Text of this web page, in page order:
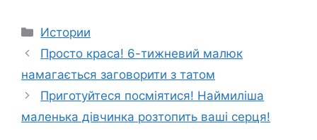
Categories
Истории
Просто краса! 6-тижневий малюк
намагається заговорити з татом
Приготуйтеся посміятися! Наймиліша
маленька дівчинка розтопить ваші серця!